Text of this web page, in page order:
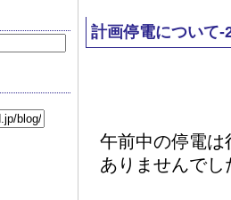
計画停電について-
午前中の停電は
ありませんでし